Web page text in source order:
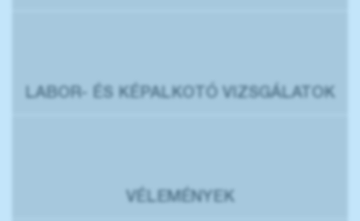
LABOR- ÉS KÉPALKOTÓ VIZSGÁLATOK
VÉLEMÉNYEK